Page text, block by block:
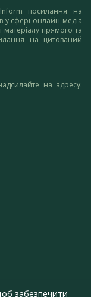
посилання на
у сфері онлайн-медіа
прямого та
на цитований
на адресу:
забезпечити